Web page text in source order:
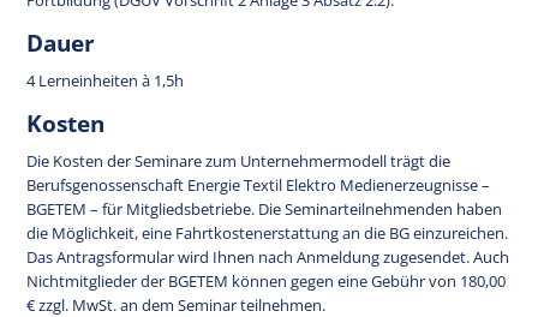
Dauer
4 Lerneinheiten à 1,5h
Kosten
Die Kosten der Seminare zum Unternehmermodell trägt die
Berufsgenossenschaft Energie Textil Elektro Medienerzeugnisse –
BGETEM – für Mitgliedsbetriebe. Die Seminarteilnehmenden haben
die Möglichkeit, eine Fahrtkostenerstattung an die BG einzureichen.
Das Antragsformular wird Ihnen nach Anmeldung zugesendet. Auch
Nichtmitglieder der BGETEM können gegen eine Gebühr von 180,00
€ zzgl. MwSt. an dem Seminar teilnehmen.